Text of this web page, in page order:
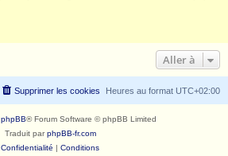
Aller à
Heures au format UTC+02:00
Supprimer les cookies
phpBB® Forum Software © phpBB Limited
Traduit parphpBB-fr.com
Confidentialité | Conditions